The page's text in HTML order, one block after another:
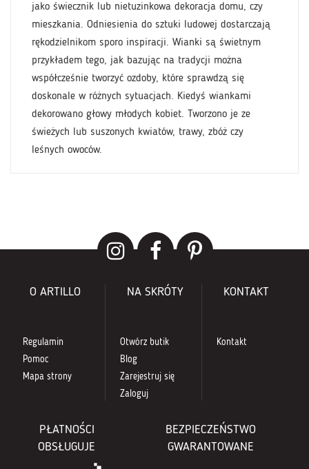
jako świecznik lub nietuzinkowa dekoracja domu, czy
mieszkania. Odniesienia do sztuki ludowej dostarczają
rękodzielnikom sporo inspiracji. Wianki są świetnym
przykładem tego, jak bazując na tradycji można
współcześnie tworzyć ozdoby, które sprawdzą się
doskonale w różnych sytuacjach. Kiedyś wiankami
dekorowano głowy młodych kobiet. Tworzono je ze
świeżych lub suszonych kwiatów, trawy, zbóż czy
leśnych owoców.
O ARTILLO
Regulamin
Pomoc
Mapa strony
NA SKRÓTY
Otwórz butik
Blog
Zarejestruj się
Zaloguj
KONTAKT
Kontakt
PŁATNOŚCI
OBSŁUGUJE
BEZPIECZEŃSTWO
GWARANTOWANE